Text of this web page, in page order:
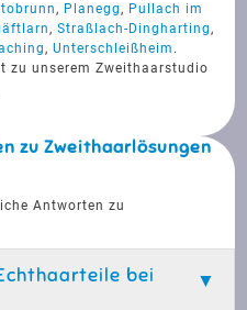
, Planegg, Pullach im
,Straßlach-Dingharting,
,Unterschleißheim .
zu unserem Zweithaarstudio
zu Zweithaarlösungen
Antworten zu
bei